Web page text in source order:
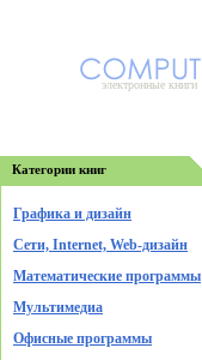
электронные книги
Категории книг
Графика и дизайн
Cети, Internet, Web-дизайн
Математические программы
Мультимедиа
Офисные программы